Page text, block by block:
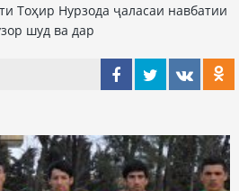
Тоҳир Нурзода ҷаласаи навбатии
шуд ва дар